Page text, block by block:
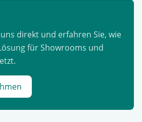
direkt und erfahren Sie, wie
für Showrooms und